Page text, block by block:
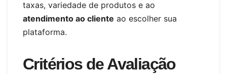
taxas, variedade de produtos e ao
atendimento ao cliente ao escolher sua
plataforma.
Critérios de Avaliação